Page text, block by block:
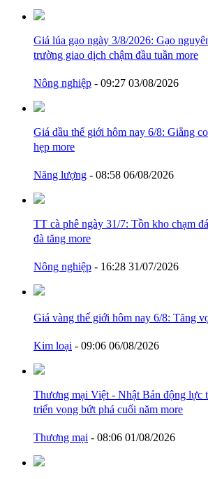
Giá lúa gạo ngày 3/8/2026: Gạo
trường giao dịch chậm đầu tuần more
Nông nghiệp - 09:27 03/08/2026
Giá dầu thế giới hôm nay 6/8: Giằng
hẹp more
Năng lượng - 08:58 06/08/2026
TT cà phê ngày 31/7: Tồn kho chạm
đà tăng more
Nông nghiệp - 16:28 31/07/2026
Giá vàng thế giới hôm nay 6/8: Tăng
Kim loại - 09:06 06/08/2026
Thương mại Việt - Nhật Bản động lực
triển vọng bứt phá cuối năm more
Thương mại - 08:06 01/08/2026